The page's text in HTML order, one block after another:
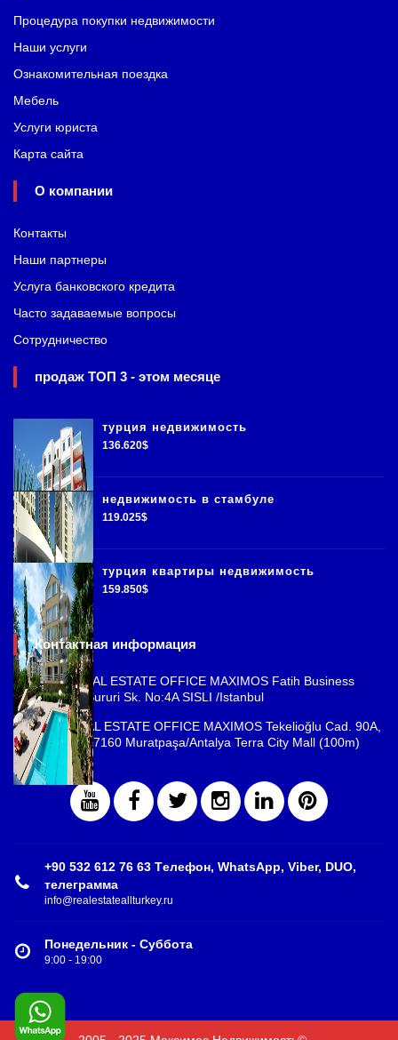
Процедура покупки недвижимости
Наши услуги
Ознакомительная поездка
Мебель
Услуги юриста
Карта сайта
О компании
Контакты
Наши партнеры
Услуга банковского кредита
Часто задаваемые вопросы
Сотрудничество
продаж ТОП 3 - этом месяце
турция недвижимость
136.620$
недвижимость в стамбуле
119.025$
турция квартиры недвижимость
159.850$
Контактная информация
ISTANBUL REAL ESTATE OFFICE MAXIMOS Fatih Business
Park, Cemal Sururi Sk. No:4A SISLI /Istanbul
ANTALYA REAL ESTATE OFFICE MAXIMOS Tekelioğlu Cad. 90A,
Fener Mah., 07160 Muratpaşa/Antalya Terra City Mall (100m)
+90 532 612 76 63 Tелефон, WhatsApp, Viber, DUO,
телеграмма
info@realestateallturkey.ru
Понедельник - Суббота
9:00 - 19:00